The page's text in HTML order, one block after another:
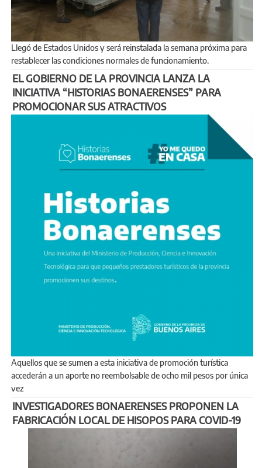
Llegó de Estados Unidos y será reinstalada la semana próxima para
restablecer las condiciones normales de funcionamiento.
EL GOBIERNO DE LA PROVINCIA LANZA LA
INICIATIVA “HISTORIAS BONAERENSES” PARA
PROMOCIONAR SUS ATRACTIVOS
Aquellos que se sumen a esta iniciativa de promoción turística
accederán a un aporte no reembolsable de ocho mil pesos por única
vez
INVESTIGADORES BONAERENSES PROPONEN LA
FABRICACIÓN LOCAL DE HISOPOS PARA COVID-19